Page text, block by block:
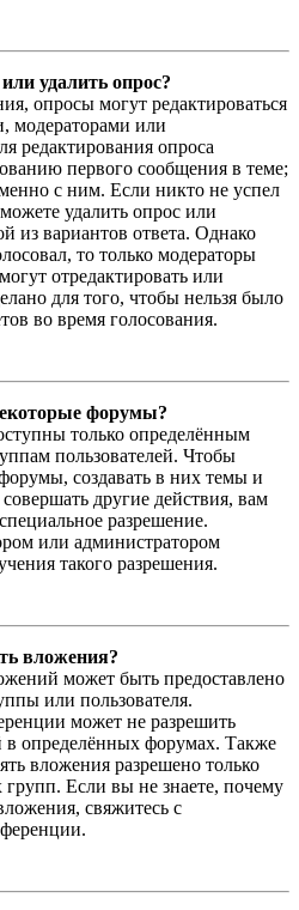
удалить опрос?
опросы могут редактироваться
модераторами или
редактирования опроса
первого сообщения в теме;
с ним. Если никто не успел
удалить опрос или
из вариантов ответа. Однако
то только модераторы
отредактировать или
для того, чтобы нельзя было
во время голосования.
форумы?
только определённым
пользователей. Чтобы
создавать в них темы и
другие действия, вам
разрешение.
или администратором
такого разрешения.
вложения?
может быть предоставлено
или пользователя.
может не разрешить
в определённых форумах. Также
вложения разрешено только
Если вы не знаете, почему
свяжитесь с